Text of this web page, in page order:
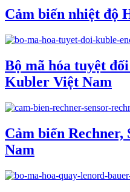
Cảm biến nhiệt độ
Bộ mã hóa tuyệt
Kubler Việt Nam
Cảm biến Rechner,
Nam